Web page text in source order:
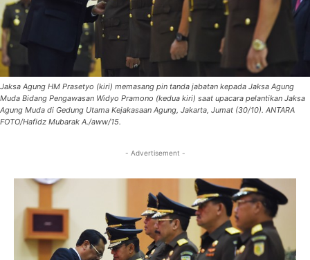
Jaksa Agung HM Prasetyo (kiri) memasang pin tanda jabatan kepada Jaksa Agung
Muda Bidang Pengawasan Widyo Pramono (kedua kiri) saat upacara pelantikan Jaksa
Agung Muda di Gedung Utama Kejakasaan Agung, Jakarta, Jumat (30/10). ANTARA
FOTO/Hafidz Mubarak A./aww/15.
- Advertisement -